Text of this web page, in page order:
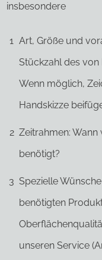
insbesondere
1 Art, Größe und
Stückzahl des von
Wenn möglich,
Handskizze
2 Zeitrahmen:
benötigt?
3 Spezielle
benötigten
unseren Service